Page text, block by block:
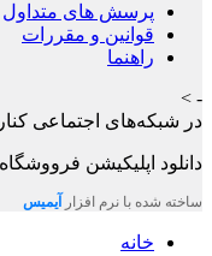
پرسش های متداول
قوانین و مقررات
راهنما
- >
در شبکه‌های اجتماعی
دانلود اپلیکیشن
ساخته شده با نرم افزار آیمیس
خانه